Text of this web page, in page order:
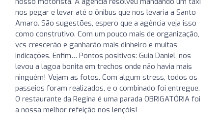
nos pegar e levar até o ônibus que nos levaria a Santo
Amaro. São sugestões, espero que a agência veja isso
como construtivo. Com um pouco mais de organização,
vcs crescerão e ganharão mais dinheiro e muitas
indicações. Enfim… Pontos positivos: Guia Daniel, nos
levou a lagoa bonita em trechos onde não havia mais
ninguém! Vejam as fotos. Com algum stress, todos os
passeios foram realizados, e o combinado foi entregue.
O restaurante da Regina é uma parada OBRIGATÓRIA foi
a nossa melhor refeição nos lençóis!